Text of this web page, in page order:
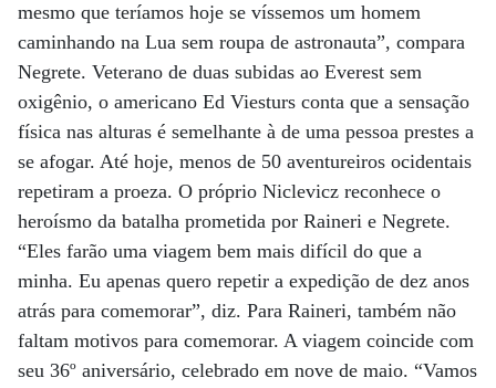
mesmo que teríamos hoje se víssemos um homem
caminhando na Lua sem roupa de astronauta”, compara
Negrete. Veterano de duas subidas ao Everest sem
oxigênio, o americano Ed Viesturs conta que a sensação
física nas alturas é semelhante à de uma pessoa prestes a
se afogar. Até hoje, menos de 50 aventureiros ocidentais
repetiram a proeza. O próprio Niclevicz reconhece o
heroísmo da batalha prometida por Raineri e Negrete.
“Eles farão uma viagem bem mais difícil do que a
minha. Eu apenas quero repetir a expedição de dez anos
atrás para comemorar”, diz. Para Raineri, também não
faltam motivos para comemorar. A viagem coincide com
seu 36º aniversário, celebrado em nove de maio. “Vamos